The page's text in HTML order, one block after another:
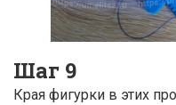
Шаг 9
Края фигурки в этих